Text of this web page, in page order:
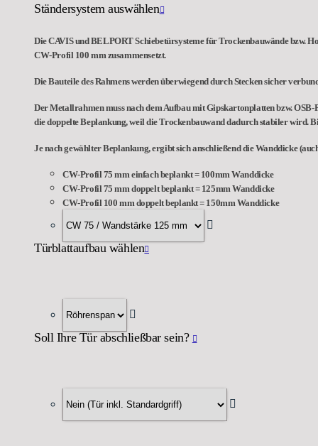
Ständersystem auswählen
Die CAVIS und BELPORT Schiebetürsysteme für Trockenbauwände bzw.
CW-Profil 100 mm zusammensetzt.
Die Bauteile des Rahmens werden überwiegend durch Stecken sicher
Der Metallrahmen muss nach dem Aufbau mit Gipskartonplatten bzw.
die doppelte Beplankung, weil die Trockenbauwand dadurch stabiler wird.
Je nach gewählter Beplankung, ergibt sich anschließend die Wanddicke
CW-Profil 75 mm einfach beplankt = 100mm Wanddicke
CW-Profil 75 mm doppelt beplankt = 125mm Wanddicke
CW-Profil 100 mm doppelt beplankt = 150mm Wanddicke
Türblattaufbau wählen
Soll Ihre Tür abschließbar sein?